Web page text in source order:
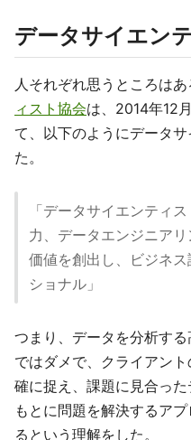
データサイエン
人それぞれ思うところはあ
ィスト協会は、2014年12
て、以下のようにデータ
た。
「データサイエンティ
力、データエンジニア
価値を創出し、ビジネ
ショナル」
つまり、データを分析す
ではダメで、クライアン
確に捉え、課題に見合っ
もとに問題を解決するア
るという理解をした。